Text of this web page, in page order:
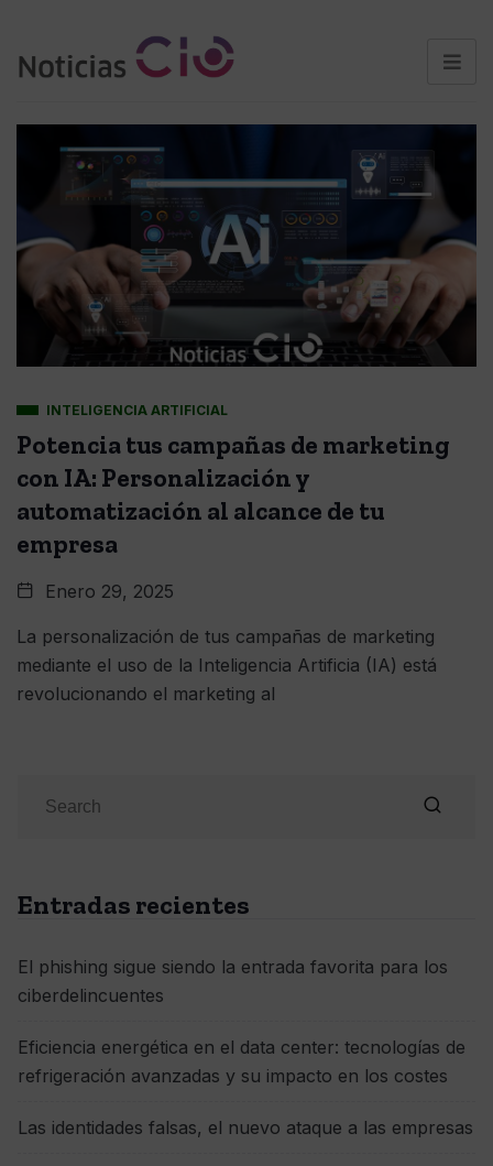
INTELIGENCIA ARTIFICIAL
Potencia tus campañas de marketing
con IA: Personalización y
automatización al alcance de tu
empresa
Enero 29, 2025
La personalización de tus campañas de marketing
mediante el uso de la Inteligencia Artificia (IA) está
revolucionando el marketing al
Entradas recientes
El phishing sigue siendo la entrada favorita para los
ciberdelincuentes
Eficiencia energética en el data center: tecnologías de
refrigeración avanzadas y su impacto en los costes
Las identidades falsas, el nuevo ataque a las empresas